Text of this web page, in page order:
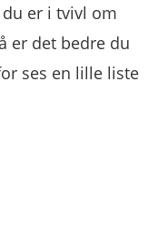
er i tvivl om
er det bedre du
ses en lille liste